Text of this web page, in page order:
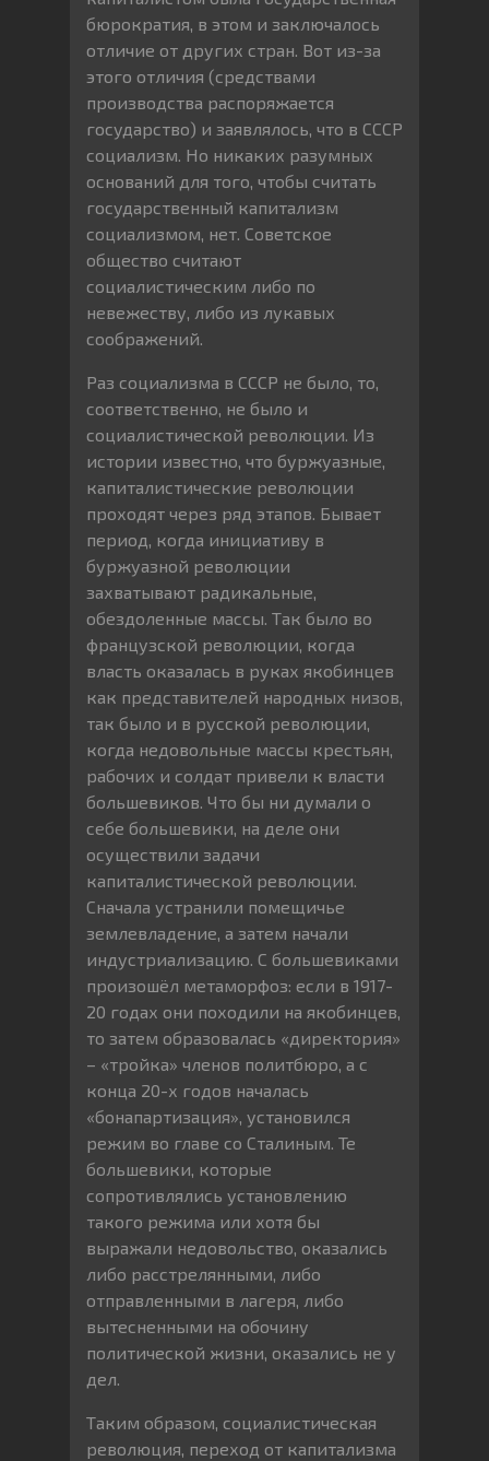
бюрократия, в этом и заключалось
отличие от других стран. Вот из-за
этого отличия (средствами
производства распоряжается
государство) и заявлялось, что в СССР
социализм. Но никаких разумных
оснований для того, чтобы считать
государственный капитализм
социализмом, нет. Советское
общество считают
социалистическим либо по
невежеству, либо из лукавых
соображений.
Раз социализма в СССР не было, то,
соответственно, не было и
социалистической революции. Из
истории известно, что буржуазные,
капиталистические революции
проходят через ряд этапов. Бывает
период, когда инициативу в
буржуазной революции
захватывают радикальные,
обездоленные массы. Так было во
французской революции, когда
власть оказалась в руках якобинцев
как представителей народных низов,
так было и в русской революции,
когда недовольные массы крестьян,
рабочих и солдат привели к власти
большевиков. Что бы ни думали о
себе большевики, на деле они
осуществили задачи
капиталистической революции.
Сначала устранили помещичье
землевладение, а затем начали
индустриализацию. С большевиками
произошёл метаморфоз: если в 1917-
20 годах они походили на якобинцев,
то затем образовалась «директория»
– «тройка» членов политбюро, а с
конца 20-х годов началась
«бонапартизация», установился
режим во главе со Сталиным. Те
большевики, которые
сопротивлялись установлению
такого режима или хотя бы
выражали недовольство, оказались
либо расстрелянными, либо
отправленными в лагеря, либо
вытесненными на обочину
политической жизни, оказались не у
дел.
Таким образом, социалистическая
революция, переход от капитализма